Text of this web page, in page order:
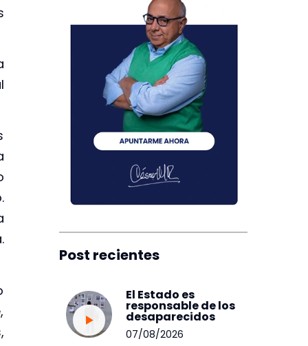
Post recientes
El Estado es
responsable de los
desaparecidos
07/08/2026